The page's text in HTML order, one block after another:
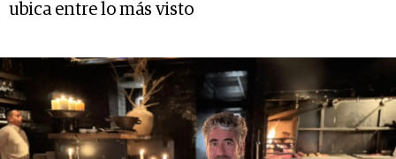
ubica entre lo más visto